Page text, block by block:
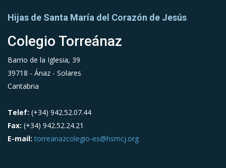
Hijas de Santa María del Corazón de Jesús
Colegio Torreánaz
Barrio de la Iglesia, 39
39718 - Ánaz - Solares
Cantabria
Telef: (+34) 942.52.07.44
Fax: (+34) 942.52.24.21
E-mail: torreanazcolegio-es@hsmcj.org